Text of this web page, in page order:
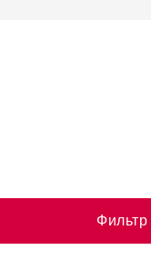
Фильтр